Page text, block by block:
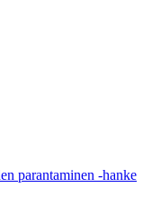
parantaminen -hanke